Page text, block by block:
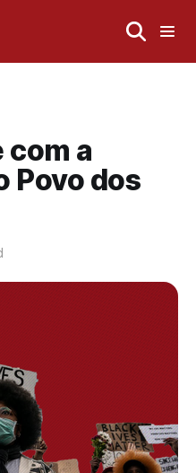
com a
Povo dos